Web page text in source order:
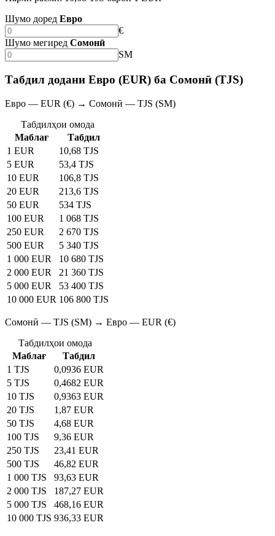
Шумо доред Евро
€
Шумо мегиред Сомонӣ
SM
Табдил додани Евро (EUR) ба Сомонӣ (TJS)
Евро — EUR (€) → Сомонӣ — TJS (SM)
Табдилҳои омода
Маблағ
Табдил
1 EUR
10,68 TJS
5 EUR
53,4 TJS
10 EUR
106,8 TJS
20 EUR
213,6 TJS
50 EUR
534 TJS
100 EUR
1 068 TJS
250 EUR
2 670 TJS
500 EUR
5 340 TJS
1 000 EUR
10 680 TJS
2 000 EUR
21 360 TJS
5 000 EUR
53 400 TJS
10 000 EUR 106 800 TJS
Сомонӣ — TJS (SM) → Евро — EUR (€)
Табдилҳои омода
Маблағ
Табдил
1 TJS
0,0936 EUR
5 TJS
0,4682 EUR
10 TJS
0,9363 EUR
20 TJS
1,87 EUR
50 TJS
4,68 EUR
100 TJS
9,36 EUR
250 TJS
23,41 EUR
500 TJS
46,82 EUR
1 000 TJS
93,63 EUR
2 000 TJS
187,27 EUR
5 000 TJS
468,16 EUR
10 000 TJS 936,33 EUR